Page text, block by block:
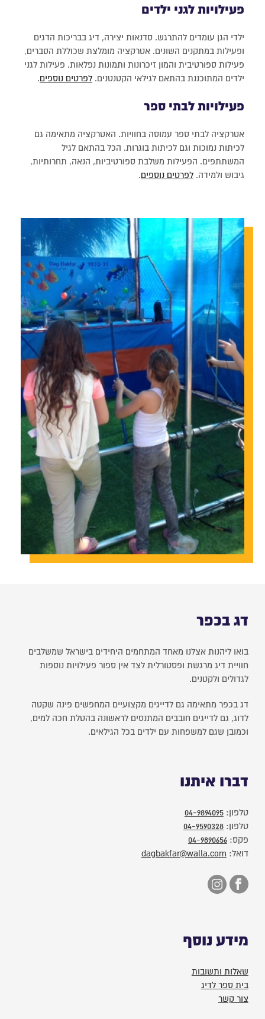
פעילויות לגני ילדים
ילדי הגן עומדים להתרגש. סדנאות יצירה, דיג בבריכות הדגים
ופעילות במתקנים השונים. אטרקציה מומלצת שכוללת הסברים,
פעילות ספורטיבית והמון זיכרונות ותמונות נפלאות. פעילות לגני
ילדים המתוכננת בהתאם לגילאי הקטנטנים. לפרטים נוספים.
פעילויות לבתי ספר
אטרקציה לבתי ספר עמוסה בחוויות. האטרקציה מתאימה גם
לכיתות נמוכות וגם לכיתות בוגרות. הכל בהתאם לגיל
המשתתפים. הפעילות משלבת ספורטיביות, הנאה, תחרותיות,
גיבוש ולמידה. לפרטים נוספים.
דג בכפר
בואו ליהנות אצלנו מאחד המתחמים היחידים בישראל שמשלבים
חוויית דיג מרגשת ופסטורלית לצד אין ספור פעילויות נוספות
לגדולים ולקטנים.
דג בכפר מתאימה גם לדייגים מקצועיים המחפשים פינה שקטה
לדוג, גם לדייגים חובבים המתנסים לראשונה בהטלת חכה למים,
וכמובן שגם למשפחות עם ילדים בכל הגילאים.
דברו איתנו
טלפון:04-9894095
טלפון:04-9590328
פקס:04-9890656
דואל: dagbakfar@walla.com
מידע נוסף
שאלות ותשובות
בית ספר לדיג
צור קשר